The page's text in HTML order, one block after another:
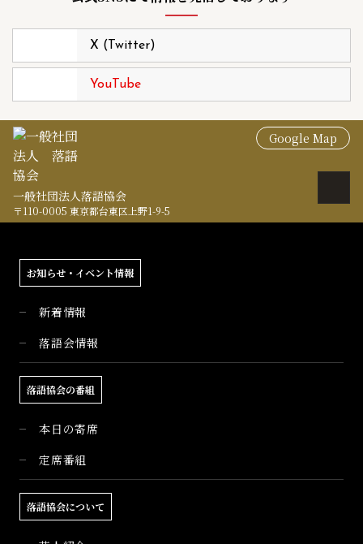
X (Twitter)
YouTube
Google Map
一般社団法人落語協会
〒110-0005 東京都台東区上野1-9-5
お知らせ・イベント情報
新着情報
落語会情報
落語協会の番組
本日の寄席
定席番組
落語協会について